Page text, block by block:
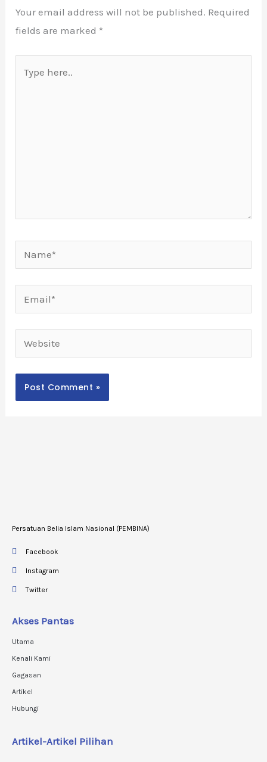
Your email address will not be published. Required
fields are marked *
here..
Email*
Website
Persatuan Belia Islam Nasional (PEMBINA)
Facebook
Instagram
Twitter
Akses Pantas
Utama
Kenali Kami
Gagasan
Artikel
Hubungi
Artikel-Artikel Pilihan